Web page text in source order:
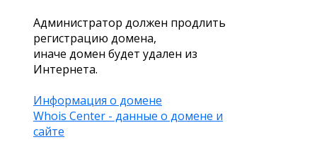
Администратор должен продлить
регистрацию домена,
иначе домен будет удален из
Интернета.
Информация о домене
Whois Center - данные о домене и
сайте